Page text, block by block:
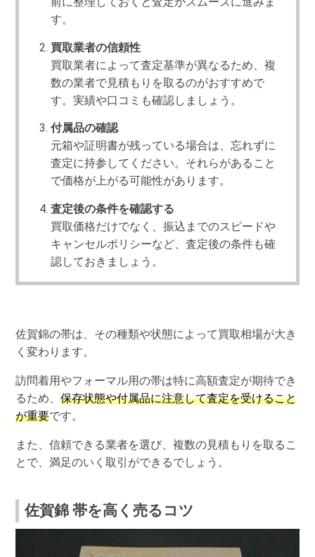
す。
買取業者の信頼性
買取業者によって査定基準が異なるため、複
数の業者で見積もりを取るのがおすすめで
す。実績や口コミも確認しましょう。
付属品の確認
元箱や証明書が残っている場合は、忘れずに
査定に持参してください。それらがあること
で価格が上がる可能性があります。
査定後の条件を確認する
買取価格だけでなく、振込までのスピードや
キャンセルポリシーなど、査定後の条件も確
認しておきましょう。
佐賀錦の帯は、その種類や状態によって買取相場が大き
く変わります。
訪問着用やフォーマル用の帯は特に高額査定が期待でき
るため、保存状態や付属品に注意して査定を受けること
が重要です。
また、信頼できる業者を選び、複数の見積もりを取るこ
とで、満足のいく取引ができるでしょう。
佐賀錦 帯を高く売るコツ